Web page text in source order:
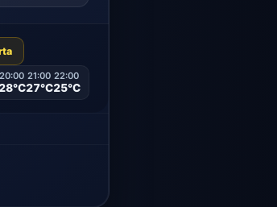
20:00
28°C
21:00
27°C
22:00
25°C